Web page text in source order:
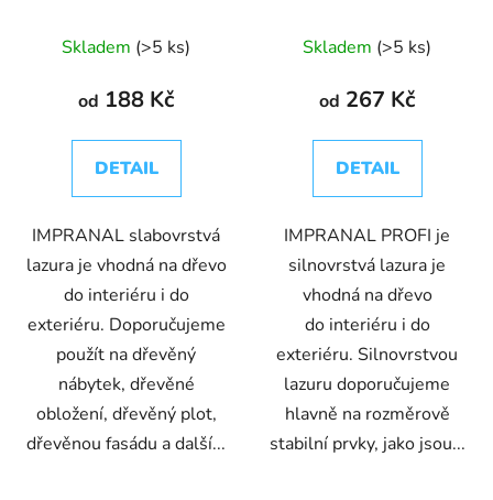
Skladem (>5 ks)
od 188 Kč
DETAIL
IMPRANAL slabovrstvá
lazura je vhodná na dřevo
do interiéru i do
exteriéru. Doporučujeme
použít na dřevěný
nábytek, dřevěné
obložení, dřevěný plot,
dřevěnou fasádu a další...
Skladem (>5 ks)
od 267 Kč
DETAIL
IMPRANAL PROFI je
silnovrstvá lazura je
vhodná na dřevo
do interiéru i do
exteriéru. Silnovrstvou
lazuru doporučujeme
hlavně na rozměrově
stabilní prvky, jako jsou...